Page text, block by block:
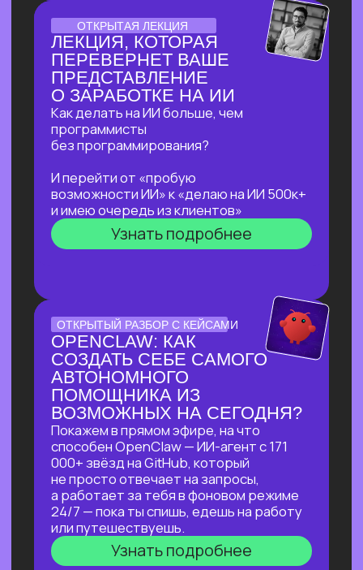
ОТКРЫТЫЙ УРОК
ПО ИСПОЛЬЗОВАНИЮ
НЕЙРОСЕТЕЙ ДЛЯ
ЗДОРОВЬЯ
Расскажем как:
Разбираться в своём здоровье
Экономить на врачах и ненужных
анализах и при этом
не навредить себе
Узнать подробнее
ЛЕКЦИЯ-ПРАКТИКУМ
ПО ПРИМЕНЕНИЮ ИИ
ДЛЯ ЖУРНАЛИСТОВ,
РЕДАКТОРОВ, ПИАРЩИКОВ,
АВТОРОВ И ВСЕХ, КТО
качественный комментарий для
СМИ
как собрать список компаний,
данные и инфографику по нужной
теме
как из самого примитивного
черновика «получить текст
уровня хорошего медиа»
Узнать подробнее
БОЛЬШОЙ ПРАКТИКУМ
ПО СОЗДАНИЮ
ВИЗУАЛЬНОГО КОНТЕНТА
С ИИ-ИНСТРУМЕНТАМИ,
ДОСТУПНЫМИ В РФ
За 2 часа покажем, как создавать
трендовый видеоконтент уровня Veo‑3,